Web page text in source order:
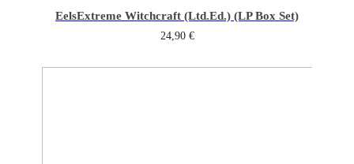
EelsExtreme Witchcraft (Ltd.Ed.) (LP Box Set)
24,90 €